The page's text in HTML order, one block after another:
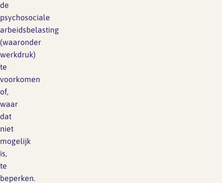
de
psychosociale
arbeidsbelasting
(waaronder
werkdruk)
te
voorkomen
of,
waar
dat
niet
mogelijk
is,
te
beperken.